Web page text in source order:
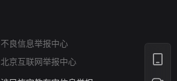
不良信息举报中心
北京互联网举报中心
清朗自媒体乱象举报